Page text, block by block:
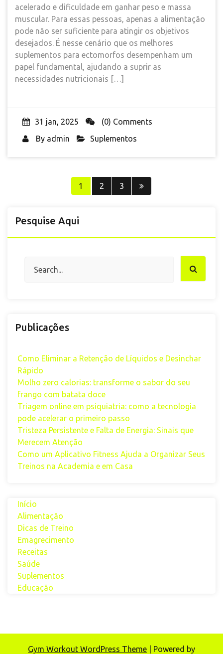
acelerado e dificuldade em ganhar peso e massa
muscular. Para essas pessoas, apenas a alimentação
pode não ser suficiente para atingir os objetivos
desejados. É nesse cenário que os melhores
suplementos para ectomorfos desempenham um
papel fundamental, ajudando a suprir as
necessidades nutricionais […]
31 jan, 2025
(0) Comments
By admin Suplementos
Paginação
posts
1 2 3
Pesquise Aqui
Publicações
Como Eliminar a Retenção de Líquidos e Desinchar
Rápido
Molho zero calorias: transforme o sabor do seu
frango com batata doce
Triagem online em psiquiatria: como a tecnologia
pode acelerar o primeiro passo
Tristeza Persistente e Falta de Energia: Sinais que
Merecem Atenção
Como um Aplicativo Fitness Ajuda a Organizar Seus
Treinos na Academia e em Casa
Início
Alimentação
Dicas de Treino
Emagrecimento
Receitas
Saúde
Suplementos
Educação
Gym Workout WordPress Theme | Powered by